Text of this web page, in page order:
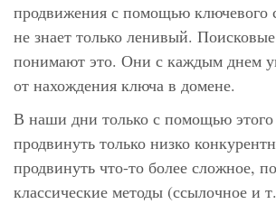
продвижения с помощью ключевого
не знает только ленивый.
понимают это. Они с каждым днем
от нахождения ключа в домене.
В наши дни только с помощью
продвинуть только низко
продвинуть что-то более сложное,
классические методы (ссылочное и